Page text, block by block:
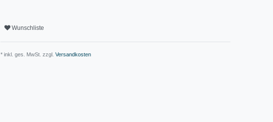
Wunschliste
* inkl. ges. MwSt. zzgl. Versandkosten